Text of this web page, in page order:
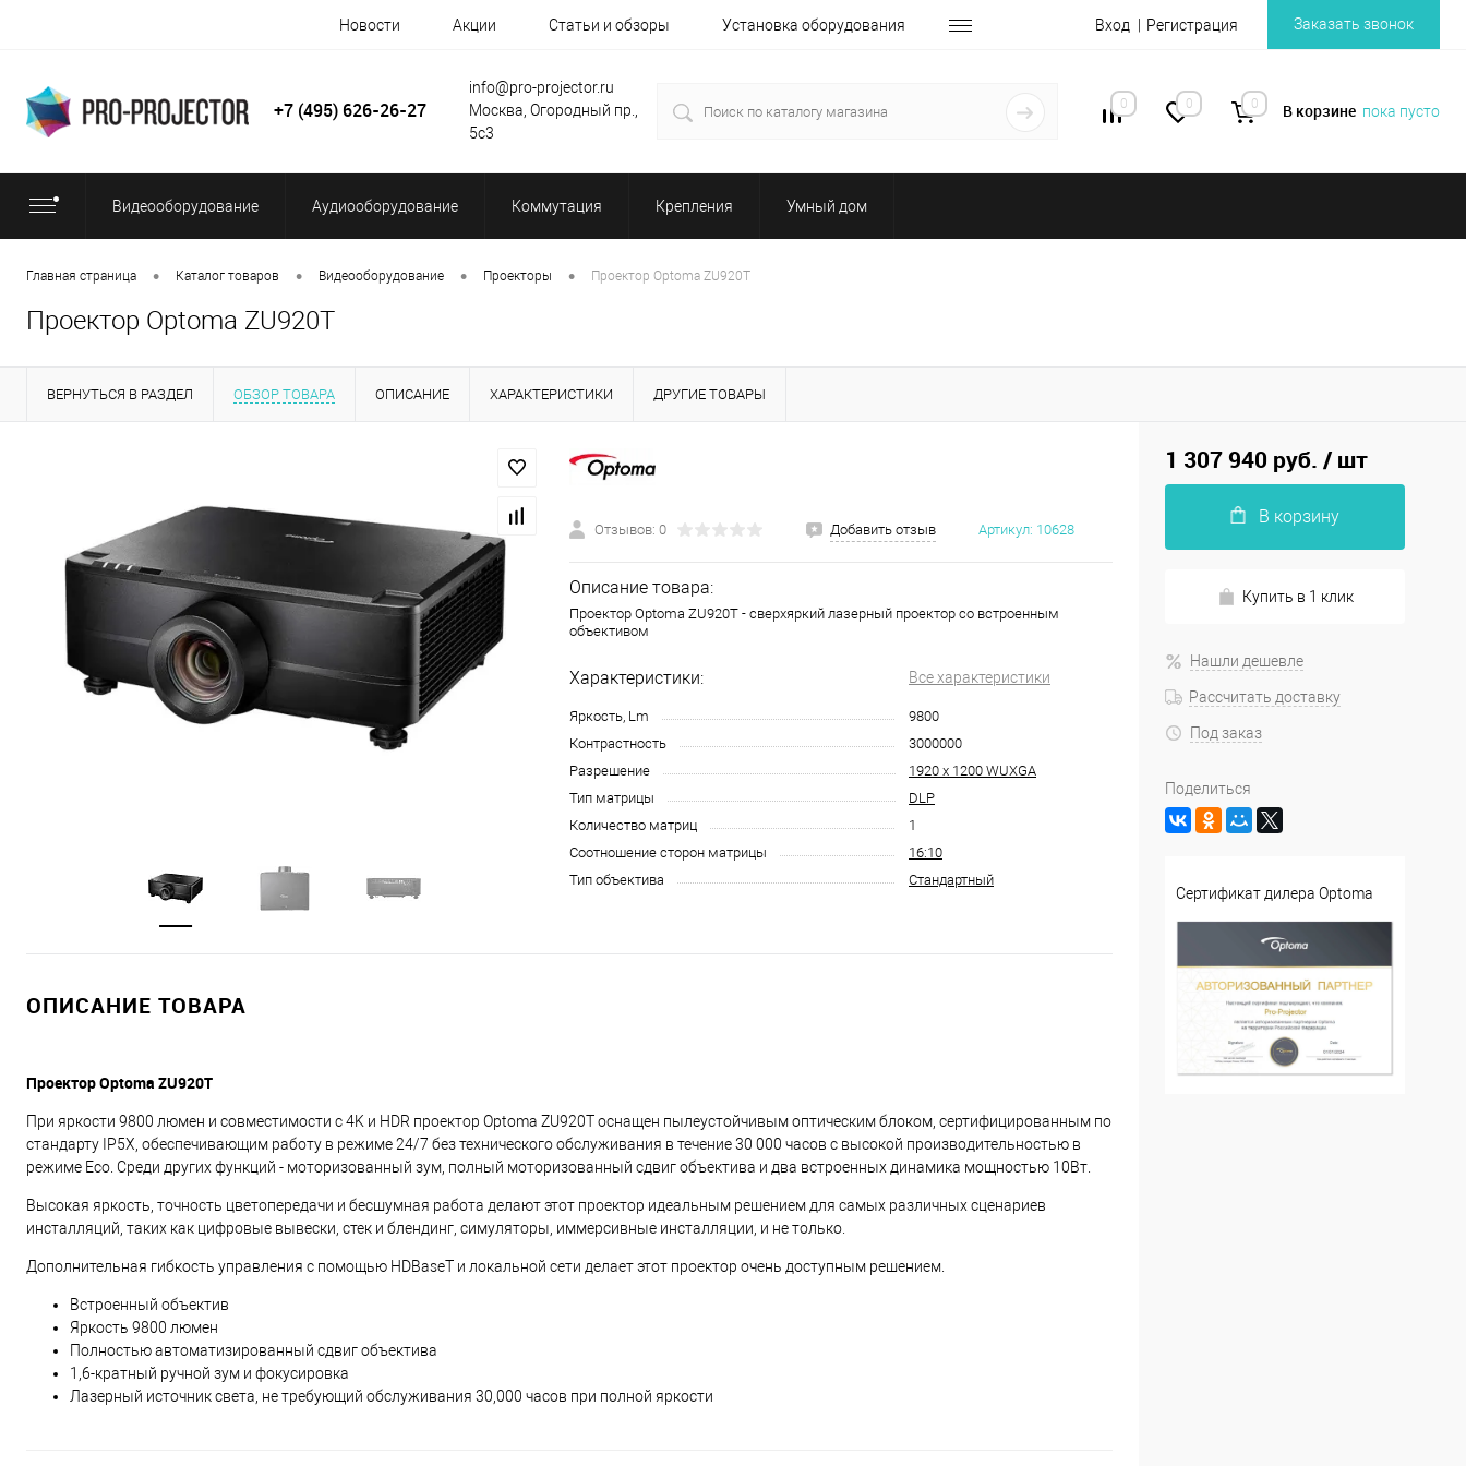
Новости Акции Статьи и обзоры Установка оборудования Вход Регистрация Заказать звонок
+7 (495) 626-26-27
info@pro-projector.ru
Москва, Огородный пр.,
5с3
0 0 0 В корзине пока пусто
Видеооборудование Аудиооборудование Коммутация Крепления Умный дом
Главная страница • Каталог товаров • Видеооборудование • Проекторы • Проектор Optoma ZU920T
Проектор Optoma ZU920T
ВЕРНУТЬСЯ В РАЗДЕЛ ОБЗОР ТОВАРА ОПИСАНИЕ ХАРАКТЕРИСТИКИ ДРУГИЕ ТОВАРЫ
Отзывов: 0 Добавить отзыв Артикул: 10628
Описание товара:
Проектор Optoma ZU920T - сверхяркий лазерный проектор со встроенным
объективом
Характеристики: Все характеристики
Яркость, Lm
9800
Контрастность
3000000
Разрешение
1920 x 1200 WUXGA
Тип матрицы
DLP
Количество матриц
1
Соотношение сторон матрицы
16:10
Тип объектива
Стандартный
ОПИСАНИЕ ТОВАРА
Проектор Optoma ZU920T
При яркости 9800 люмен и совместимости с 4K и HDR проектор Optoma ZU920T оснащен пылеустойчивым оптическим блоком, сертифицированным по
стандарту IP5X, обеспечивающим работу в режиме 24/7 без технического обслуживания в течение 30 000 часов с высокой производительностью в
режиме Eco. Среди других функций - моторизованный зум, полный моторизованный сдвиг объектива и два встроенных динамика мощностью 10Вт.
Высокая яркость, точность цветопередачи и бесшумная работа делают этот проектор идеальным решением для самых различных сценариев
инсталляций, таких как цифровые вывески, стек и блендинг, симуляторы, иммерсивные инсталляции, и не только.
Дополнительная гибкость управления с помощью HDBaseT и локальной сети делает этот проектор очень доступным решением.
Встроенный объектив
Яркость 9800 люмен
Полностью автоматизированный сдвиг объектива
1,6-кратный ручной зум и фокусировка
Лазерный источник света, не требующий обслуживания 30,000 часов при полной яркости
1 307 940 руб. / шт
В корзину
Купить в 1 клик
Нашли дешевле
Рассчитать доставку
Под заказ
Поделиться
Сертификат дилера Optoma